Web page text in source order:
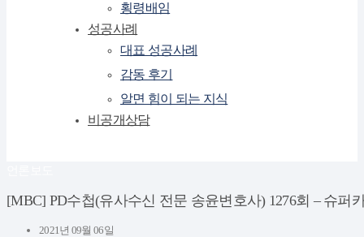
횡령배임
성공사례
대표 성공사례
감동 후기
알면 힘이 되는 지식
비공개상담
[MBC] PD수첩(유사수신 전문 송윤변호사) 1276회 – 슈퍼
2021년 09월 06일